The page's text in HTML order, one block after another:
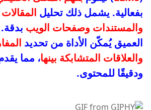
بفعالية. يشمل ذلك تحليل المقالات
والمستندات وصفحات الويب
العميق يُمكّن الأداة من تحديد
والعلاقات المتشابكة بينها، مما
ودقيقًا للمحتوى.